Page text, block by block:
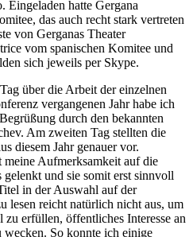
Eingeladen hatte Gergana
das auch recht stark vertreten
von Gerganas Theater
vom spanischen Komitee und
sich jeweils per Skype.
über die Arbeit der einzelnen
vergangenen Jahr habe ich
durch den bekannten
Am zweiten Tag stellten die
diesem Jahr genauer vor.
meine Aufmerksamkeit auf die
und sie somit erst sinnvoll
in der Auswahl auf der
lesen reicht natürlich nicht aus, um
zu erfüllen, öffentliches Interesse an
So konnte ich einige